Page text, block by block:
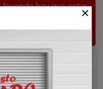
hay que estar
XXI, el periódico
en España.